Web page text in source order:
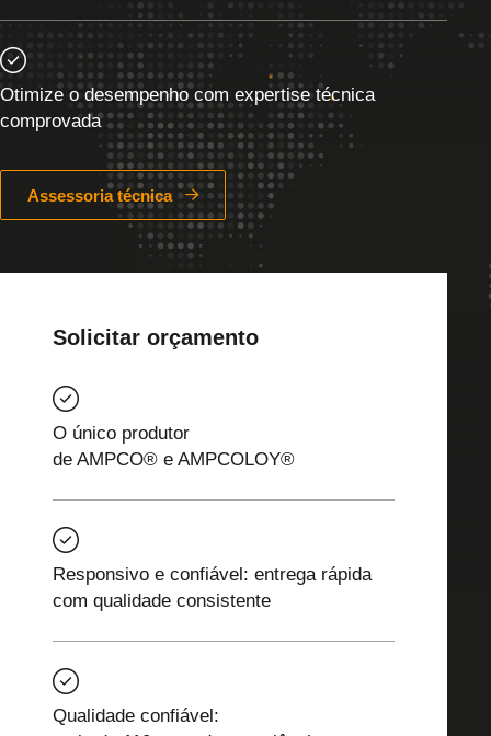
Otimize o desempenho com expertise técnica
comprovada
Assessoria técnica
Solicitar orçamento
O único produtor
de AMPCO® e AMPCOLOY®
Responsivo e confiável: entrega rápida
com qualidade consistente
Qualidade confiável: